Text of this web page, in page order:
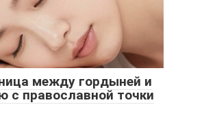
между гордыней и
с православной точки